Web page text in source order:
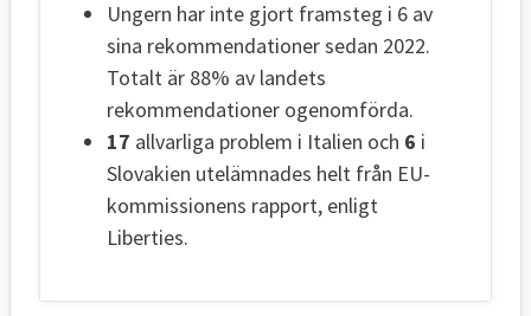
Ungern har inte gjort framsteg i 6 av
sina rekommendationer sedan 2022.
Totalt är 88% av landets
rekommendationer ogenomförda.
17 allvarliga problem i Italien och 6 i
Slovakien utelämnades helt från EU-
kommissionens rapport, enligt
Liberties.